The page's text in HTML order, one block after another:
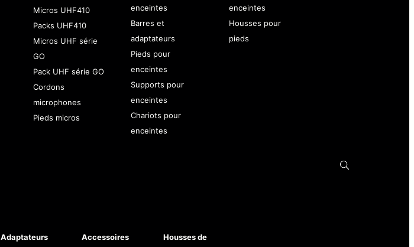
Micros UHF410
Packs UHF410
Micros UHF série
GO
Pack UHF série GO
Cordons
microphones
Pieds micros
enceintes
Barres et
adaptateurs
Pieds pour
enceintes
Supports pour
enceintes
Chariots pour
enceintes
enceintes
Housses pour
pieds
Adaptateurs
Accessoires
Housses de